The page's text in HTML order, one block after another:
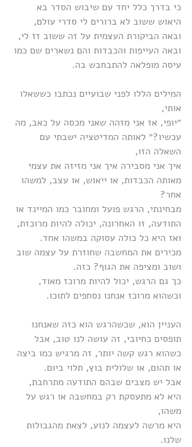
כי בדרך כלל יחד עם שיבוש הסדר בא
היאוש ששוב לא ברורים לי סדרי עולם,
ובאה הביקורת העצמית על זה ששוב זז לי,
ובאה העייפות והכבדות והם נשארים שם כמו
עיסה מופלאה להתבחבש בה.
המילים הללו לפני שבועיים נכתבו כששאלו
אותי,
״יופי, אז אני מזהה שאני מכסה על כאב, מה
עכשיו?״ לאותה המדיטציה ישבתי עם
השאלה הזו,
איך אני מסבירה איך אני מזיזה את עצמי
מאותה הכבדות, או ייאוש, או עצב, למשהו
אחר?
מבחינתי, הרגש פועל ומחובר כמו המיינד או
התודעה, זו האחרונה, יכולה להיות מרוכזת,
ואז היא כל כולה עסוקה במשהו אחד.
מכירים את המחשבה שחוזרת על עצמה שוב
ושוב ומציפה את הגוף? כזה.
כך גם הרגש, יכול להיות מרוכז מאוד,
וכשהוא מרוכז אנחנו נסחפים לתוכו.
העניין הוא, שכשהרגש הוא כזה שאנחנו
תופסים כחיובי, זה עושה לנו טוב, אבל
כשהוא רגש קשה יותר, זה מרגיש כמו ביצה
או תהום, או שלולית בוץ, תלוי ביום.
אבל יש מצבים שבהם התודעה מתרחבת,
היא לא מתעסקת רק במחשבה או רגש על
משהו,
היא מרשה לעצמה לנוע, לצאת מהגבולות
שלנו.